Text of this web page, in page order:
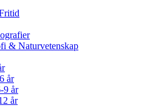
& Naturvetenskap
år
9 år
år